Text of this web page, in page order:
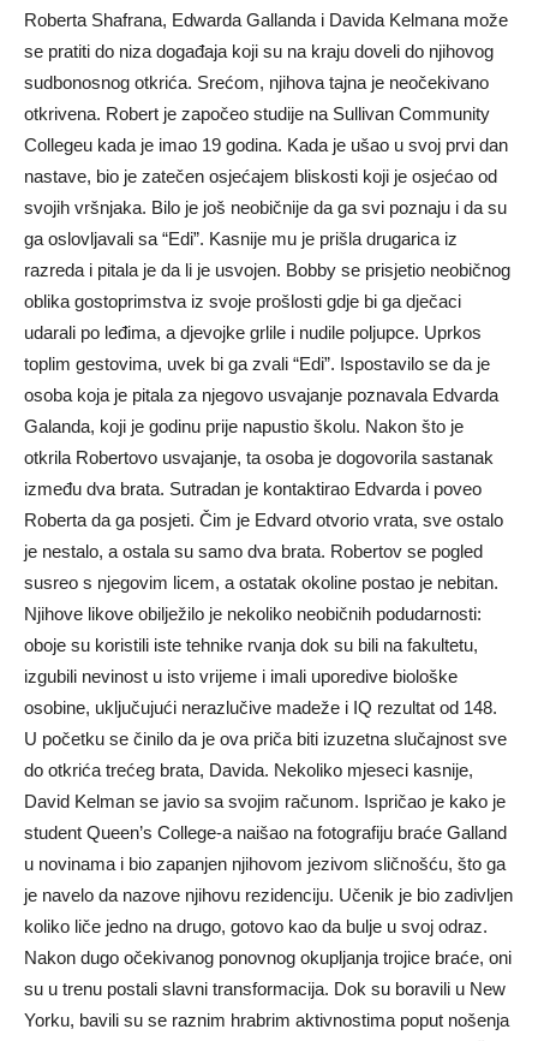
Roberta Shafrana, Edwarda Gallanda i Davida Kelmana može
se pratiti do niza događaja koji su na kraju doveli do njihovog
sudbonosnog otkrića. Srećom, njihova tajna je neočekivano
otkrivena. Robert je započeo studije na Sullivan Community
Collegeu kada je imao 19 godina. Kada je ušao u svoj prvi dan
nastave, bio je zatečen osjećajem bliskosti koji je osjećao od
svojih vršnjaka. Bilo je još neobičnije da ga svi poznaju i da su
ga oslovljavali sa “Edi”. Kasnije mu je prišla drugarica iz
razreda i pitala je da li je usvojen. Bobby se prisjetio neobičnog
oblika gostoprimstva iz svoje prošlosti gdje bi ga dječaci
udarali po leđima, a djevojke grlile i nudile poljupce. Uprkos
toplim gestovima, uvek bi ga zvali “Edi”. Ispostavilo se da je
osoba koja je pitala za njegovo usvajanje poznavala Edvarda
Galanda, koji je godinu prije napustio školu. Nakon što je
otkrila Robertovo usvajanje, ta osoba je dogovorila sastanak
između dva brata. Sutradan je kontaktirao Edvarda i poveo
Roberta da ga posjeti. Čim je Edvard otvorio vrata, sve ostalo
je nestalo, a ostala su samo dva brata. Robertov se pogled
susreo s njegovim licem, a ostatak okoline postao je nebitan.
Njihove likove obilježilo je nekoliko neobičnih podudarnosti:
oboje su koristili iste tehnike rvanja dok su bili na fakultetu,
izgubili nevinost u isto vrijeme i imali uporedive biološke
osobine, uključujući nerazlučive madeže i IQ rezultat od 148.
U početku se činilo da je ova priča biti izuzetna slučajnost sve
do otkrića trećeg brata, Davida. Nekoliko mjeseci kasnije,
David Kelman se javio sa svojim računom. Ispričao je kako je
student Queen’s College-a naišao na fotografiju braće Galland
u novinama i bio zapanjen njihovom jezivom sličnošću, što ga
je navelo da nazove njihovu rezidenciju. Učenik je bio zadivljen
koliko liče jedno na drugo, gotovo kao da bulje u svoj odraz.
Nakon dugo očekivanog ponovnog okupljanja trojice braće, oni
su u trenu postali slavni transformacija. Dok su boravili u New
Yorku, bavili su se raznim hrabrim aktivnostima poput nošenja